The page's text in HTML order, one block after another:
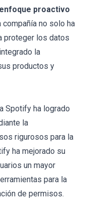
proactivo
compañía no solo ha
proteger los datos
la
productos y
Spotify ha logrado
la
rigurosos para la
ha mejorado su
un mayor
para la
de permisos.